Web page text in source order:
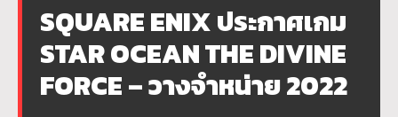
SQUARE ENIX ประกาศเกม
STAR OCEAN THE DIVINE
FORCE – วางจำหน่าย 2022